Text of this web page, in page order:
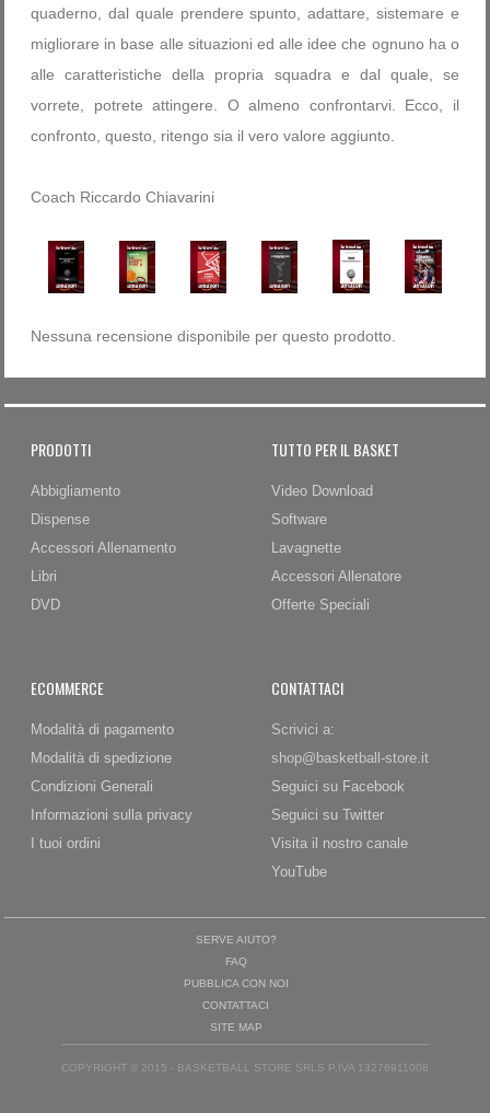
quaderno, dal quale prendere spunto, adattare, sistemare e
migliorare in base alle situazioni ed alle idee che ognuno ha o
alle caratteristiche della propria squadra e dal quale, se
vorrete, potrete attingere. O almeno confrontarvi. Ecco, il
confronto, questo, ritengo sia il vero valore aggiunto.
Coach Riccardo Chiavarini
Nessuna recensione disponibile per questo prodotto.
PRODOTTI
Abbigliamento
Dispense
Accessori Allenamento
Libri
DVD
TUTTO PER IL BASKET
Video Download
Software
Lavagnette
Accessori Allenatore
Offerte Speciali
ECOMMERCE
Modalità di pagamento
Modalità di spedizione
Condizioni Generali
Informazioni sulla privacy
I tuoi ordini
CONTATTACI
Scrivici a:
shop@basketball-store.it
Seguici su Facebook
Seguici su Twitter
Visita il nostro canale
YouTube
SERVE AIUTO?
FAQ
PUBBLICA CON NOI
CONTATTACI
SITE MAP
COPYRIGHT © 2015 - BASKETBALL STORE SRLS P.IVA 13276911008